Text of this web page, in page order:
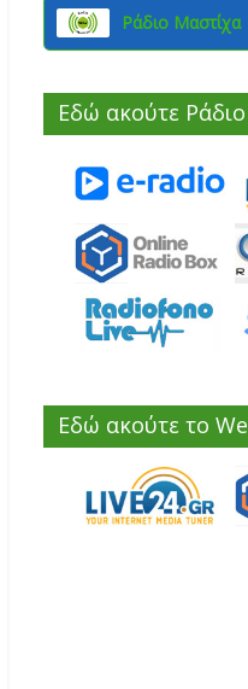
Ράδιο Μαστίχα
Εδώ ακούτε
Εδώ ακούτε το